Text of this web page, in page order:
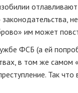
им может
ФСБ (а ей
в том же самом
Так